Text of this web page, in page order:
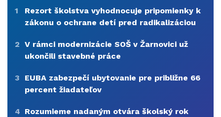
1
Rezort školstva vyhodnocuje pripomienky k
zákonu o ochrane detí pred radikalizáciou
2 V rámci modernizácie SOŠ v Žarnovici už
ukončili stavebné práce
3
EUBA zabezpečí ubytovanie pre približne 66
percent žiadateľov
4 Rozumieme nadaným otvára školský rok